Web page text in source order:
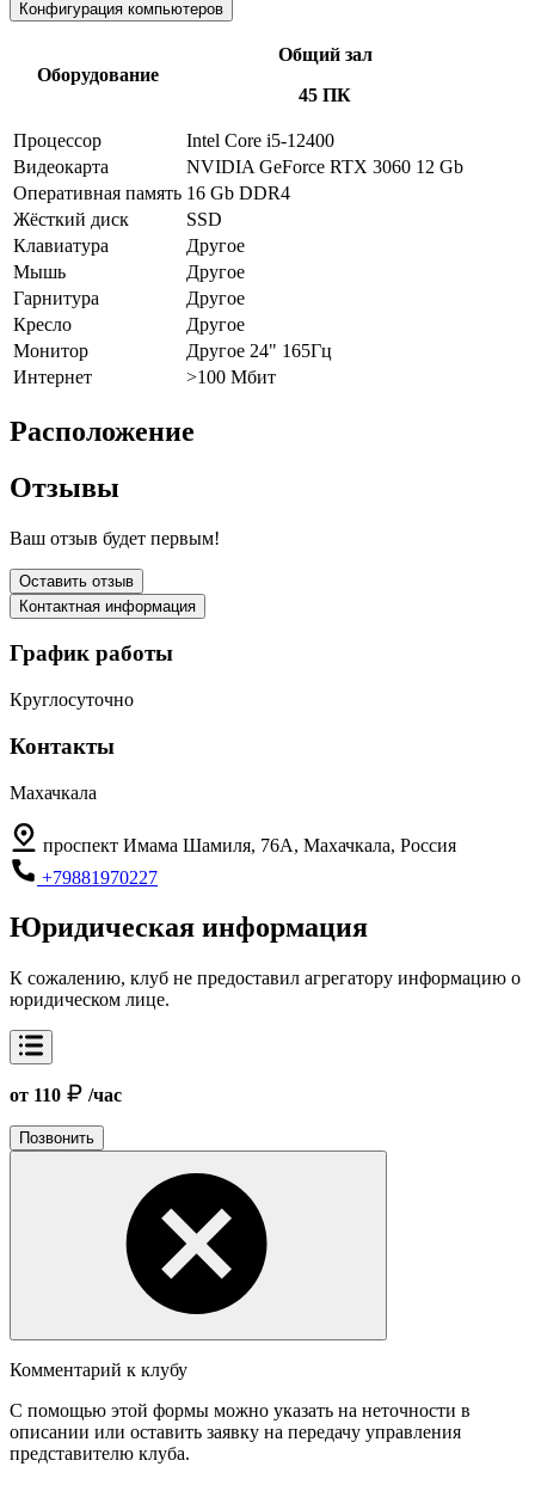
Конфигурация компьютеров
Оборудование
Общий зал
45 ПК
Процессор
Intel Core i5-12400
Видеокарта
NVIDIA GeForce RTX 3060 12 Gb
Оперативная память 16 Gb DDR4
Жёсткий диск
SSD
Клавиатура
Другое
Мышь
Другое
Гарнитура
Другое
Кресло
Другое
Монитор
Другое 24" 165Гц
Интернет
>100 Мбит
Расположение
Отзывы
Ваш отзыв будет первым!
Оставить отзыв
Контактная информация
График работы
Круглосуточно
Контакты
Махачкала
проспект Имама Шамиля, 76А, Махачкала, Россия
+79881970227
Юридическая информация
К сожалению, клуб не предоставил агрегатору информацию о
юридическом лице.
от 110 /час
Позвонить
Комментарий к клубу
С помощью этой формы можно указать на неточности в
описании или оставить заявку на передачу управления
представителю клуба.